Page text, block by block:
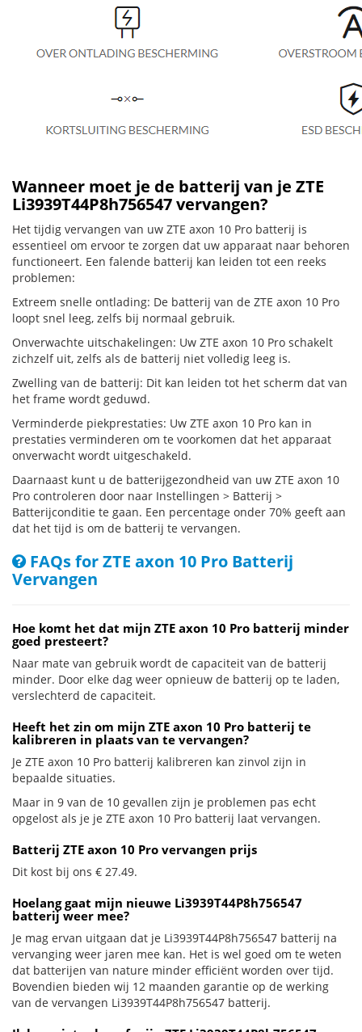
Wanneer moet je de batterij van je ZTE
Li3939T44P8h756547 vervangen?
Het tijdig vervangen van uw ZTE axon 10 Pro batterij is
essentieel om ervoor te zorgen dat uw apparaat naar behoren
functioneert. Een falende batterij kan leiden tot een reeks
problemen:
Extreem snelle ontlading: De batterij van de ZTE axon 10 Pro
loopt snel leeg, zelfs bij normaal gebruik.
Onverwachte uitschakelingen: Uw ZTE axon 10 Pro schakelt
zichzelf uit, zelfs als de batterij niet volledig leeg is.
Zwelling van de batterij: Dit kan leiden tot het scherm dat van
het frame wordt geduwd.
Verminderde piekprestaties: Uw ZTE axon 10 Pro kan in
prestaties verminderen om te voorkomen dat het apparaat
onverwacht wordt uitgeschakeld.
Daarnaast kunt u de batterijgezondheid van uw ZTE axon 10
Pro controleren door naar Instellingen > Batterij >
Batterijconditie te gaan. Een percentage onder 70% geeft aan
dat het tijd is om de batterij te vervangen.
FAQs for ZTE axon 10 Pro Batterij
Vervangen
Hoe komt het dat mijn ZTE axon 10 Pro batterij minder
goed presteert?
Naar mate van gebruik wordt de capaciteit van de batterij
minder. Door elke dag weer opnieuw de batterij op te laden,
verslechterd de capaciteit.
Heeft het zin om mijn ZTE axon 10 Pro batterij te
kalibreren in plaats van te vervangen?
Je ZTE axon 10 Pro batterij kalibreren kan zinvol zijn in
bepaalde situaties.
Maar in 9 van de 10 gevallen zijn je problemen pas echt
opgelost als je je ZTE axon 10 Pro batterij laat vervangen.
Batterij ZTE axon 10 Pro vervangen prijs
Dit kost bij ons € 27.49.
Hoelang gaat mijn nieuwe Li3939T44P8h756547
batterij weer mee?
Je mag ervan uitgaan dat je Li3939T44P8h756547 batterij na
vervanging weer jaren mee kan. Het is wel goed om te weten
dat batterijen van nature minder efficiënt worden over tijd.
Bovendien bieden wij 12 maanden garantie op de werking
van de vervangen Li3939T44P8h756547 batterij.